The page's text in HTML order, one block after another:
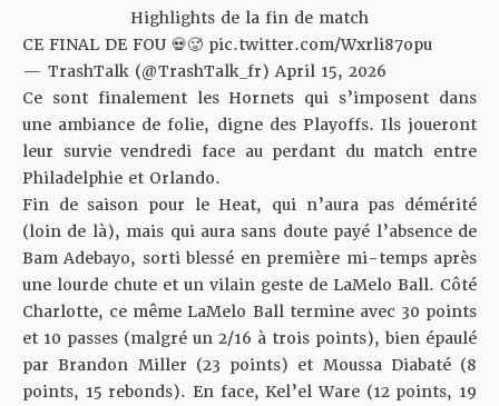
Highlights de la fin de match
CE FINAL DE FOU 💀🥵 pic.twitter.com/Wxrli87opu
— TrashTalk (@TrashTalk_fr) April 15, 2026
Ce sont finalement les Hornets qui s’imposent dans
une ambiance de folie, digne des Playoffs. Ils joueront
leur survie vendredi face au perdant du match entre
Philadelphie et Orlando.
Fin de saison pour le Heat, qui n’aura pas démérité
(loin de là), mais qui aura sans doute payé l’absence de
Bam Adebayo, sorti blessé en première mi-temps après
une lourde chute et un vilain geste de LaMelo Ball. Côté
Charlotte, ce même LaMelo Ball termine avec 30 points
et 10 passes (malgré un 2/16 à trois points), bien épaulé
par Brandon Miller (23 points) et Moussa Diabaté (8
points, 15 rebonds). En face, Kel’el Ware (12 points, 19